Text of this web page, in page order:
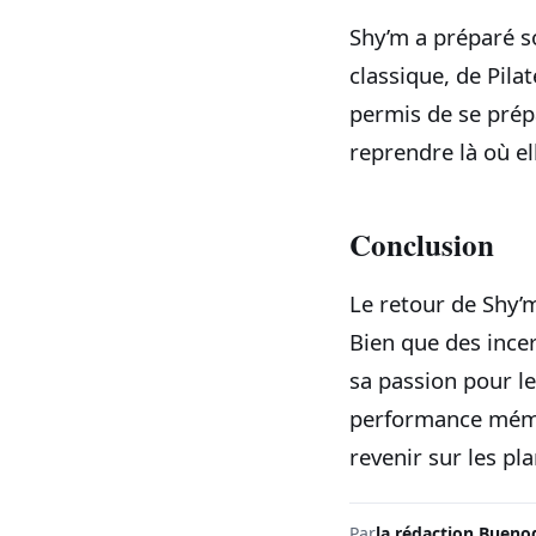
Shy’m a préparé
classique, de
permis de se
reprendre là où
Conclusion
Le retour de
Bien que des
sa passion pour
performance
revenir sur les